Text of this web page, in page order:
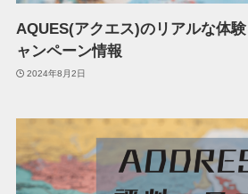
AQUES(アクエス)のリアルな体
ャンペーン情報
2024年8月2日